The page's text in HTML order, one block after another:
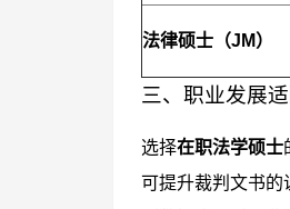
法律硕士（JM）
三、职业发展
选择在职法学硕士
可提升裁判文书的